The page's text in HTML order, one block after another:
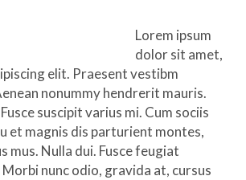
Lorem ipsum
dolor sit amet,
elit. Praesent vestibm
nonummy hendrerit mauris.
suscipit varius mi. Cum sociis
et magnis dis parturient montes,
mus. Nulla dui. Fusce feugiat
nunc odio, gravida at, cursus